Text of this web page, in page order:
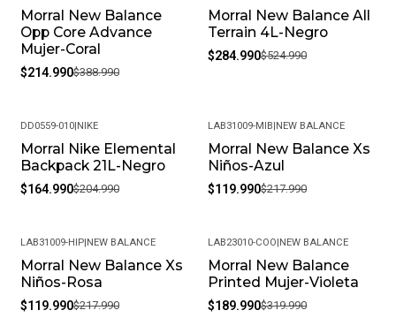
-45%
Morral New Balance
Opp Core Advance
Mujer-Coral
$214.990$388.990
-46%
Morral New Balance All
Terrain 4L-Negro
$284.990$524.990
-20%
DD0559-010| NIKE
Morral Nike Elemental
Backpack 21L-Negro
$164.990$204.990
-45%
LAB31009-MIB NEW BALANCE
Morral New Balance Xs
Niños-Azul
$119.990$217.990
-45%
LAB31009-HIP| NEW BALANCE
Morral New Balance Xs
Niños-Rosa
$119.990$217.990
-41%
LAB23010-COO NEW BALANCE
Morral New Balance
Printed Mujer-Violeta
$189.990$319.990